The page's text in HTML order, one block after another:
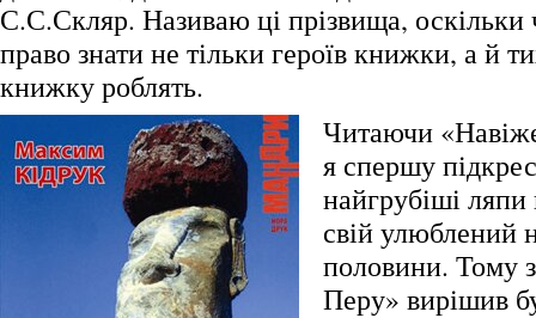
С.С.Скляр. Називаю ці прізвища, оскільки
право знати не тільки героїв книжки, а й
книжку роблять.
Читаючи
я спершу
найгрубіші ляпи
свій улюблений
половини. Тому
Перу» вирішив